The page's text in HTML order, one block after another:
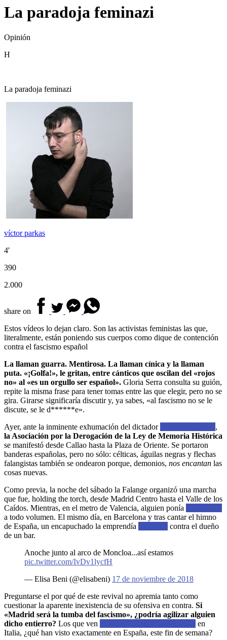
La paradoja feminazi
Opinión
H
La paradoja feminazi
víctor parkas
4'
390
2.000
share on
Estos vídeos lo dejan claro. Son las activistas feministas las que,
literalmente, están poniendo sus cuerpos como dique de contención
contra el fascismo español
La llaman guarra. Mentirosa. La llaman cínica y la llaman
puta. «¡Golfa!», le gritan, entre cánticos que oscilan del «rojos
no» al «es un orgullo ser español». Gloria Serra consulta su guión,
repite la misma frase para tener tomas entre las que elegir, pero no se
gira. Girarse significaría discutir y, ya sabes, «al fascismo no se le
discute, se le d******e».
Ayer, ante la inminente exhumación del dictador
,
la Asociación por la Derogación de la Ley de Memoria Histórica
se manifestó desde Callao hasta la Plaza de Oriente. Se portaron
banderas españolas, pero no sólo: célticas, águilas negras y flechas
falangistas también se ondearon porque, demonios, nos encantan las
cosas nuevas.
Como previa, la noche del sábado la Falange organizó una marcha
que fue, holding the torch, desde Madrid Centro hasta el Valle de los
Caídos. Mientras, en el metro de Valencia, alguien ponía
a todo volumen. El mismo día, en Barcelona y tras cantar el himno
de España, un encapuchado la emprendía
contra el dueño
de un bar.
Anoche junto al arco de Moncloa...así estamos
pic.twitter.com/IvDv1lycfH
— Elisa Beni (@elisabeni) 17 de noviembre de 2018
Preguntarse el por qué de este revival no apremia tanto como
cuestionar la aparente inexistencia de su ofensiva en contra. Si
«Madrid será la tumba del fascismo», ¿podría agilizar alguien
dicho entierro? Los que ven
en
Italia, ¿qué han visto exactamente en España, este fin de semana?